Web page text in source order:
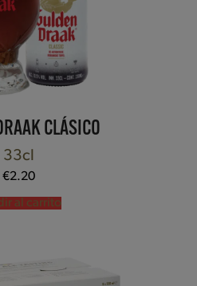
CLÁSICO
33cl
€2.20
al carrito